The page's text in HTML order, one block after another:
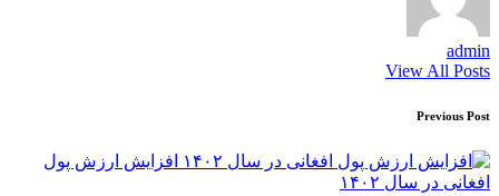
admin
View All Posts
Post
navigation
Previous Post
افزایش ارزش پول
افغانی در سال ۱۴۰۲